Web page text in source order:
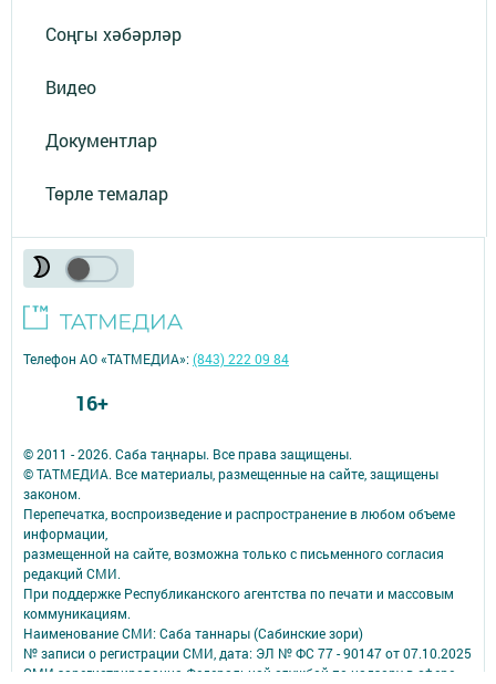
Соңгы хәбәрләр
Видео
Документлар
Төрле темалар
© 2011 - 2026. Саба таңнары. Все права защищены.
© ТАТМЕДИА. Все материалы, размещенные на сайте, защищены
законом.
Перепечатка, воспроизведение и распространение в любом объеме
информации,
размещенной на сайте, возможна только с письменного согласия
редакций СМИ.
При поддержке Республиканского агентства по печати и массовым
коммуникациям.
Наименование СМИ: Саба таннары (Сабинские зори)
№ записи о регистрации СМИ, дата: ЭЛ № ФС 77 - 90147 от 07.10.2025
СМИ зарегистрированно Федеральной службой по надзору в сфере
Телефон АО «ТАТМЕДИА»:(843) 222 09 84
16+